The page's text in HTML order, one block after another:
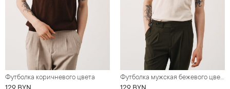
Футболка коричневого цвета Футболка мужская бежевого цвета